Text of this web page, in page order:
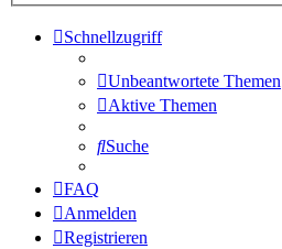
Schnellzugriff
Unbeantwortete Themen
Aktive Themen
Suche
FAQ
Anmelden
Registrieren